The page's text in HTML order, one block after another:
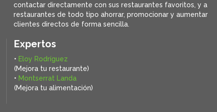
contactar directamente con sus restaurantes favoritos, ya
restaurantes de todo tipo ahorrar, promocionar y aumentar
clientes directos de forma sencilla.
Expertos
• Eloy Rodríguez
(Mejora tu restaurante)
• Montserrat Landa
(Mejora tu alimentación)